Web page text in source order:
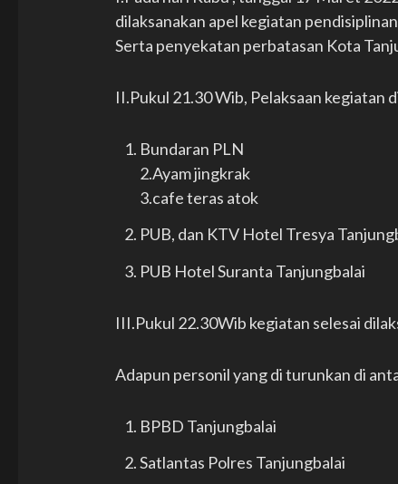
dilaksanakan apel kegiatan
Serta penyekatan perbatasan Kota
II.Pukul 21.30 Wib, Pelaksaan kegiatan
Bundaran PLN
2.Ayam jingkrak
3.cafe teras atok
PUB, dan KTV Hotel Tresya
PUB Hotel Suranta Tanjungbalai
III.Pukul 22.30Wib kegiatan selesai
Adapun personil yang di turunkan di
BPBD Tanjungbalai
Satlantas Polres Tanjungbalai